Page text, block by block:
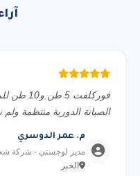
إمكانية التوصيل لأي
فوركلفت
الصيانة الدورية منتظمة
م. عمر الدوسري
مدير لوجستي - شركة
الخبر